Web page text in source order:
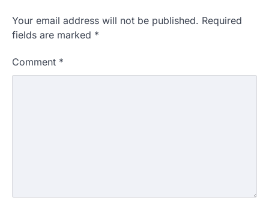
Your email address will not be published. Required
fields are marked *
Comment *